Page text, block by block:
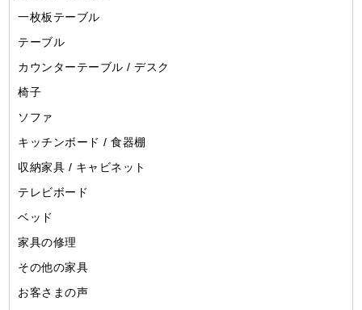
一枚板テーブル
テーブル
カウンターテーブル / デスク
椅子
ソファ
キッチンボード / 食器棚
収納家具 / キャビネット
テレビボード
ベッド
家具の修理
その他の家具
お客さまの声